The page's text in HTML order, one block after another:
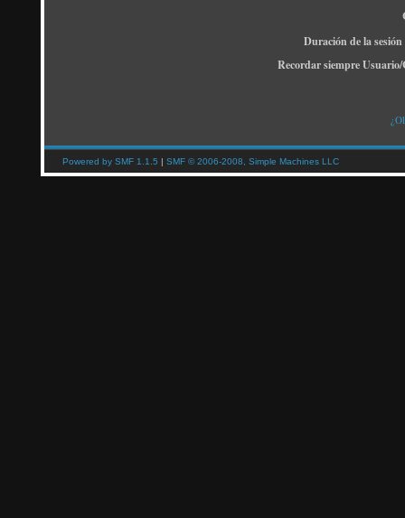
Duración de la
Recordar siempre
Powered by SMF 1.1.5 | SMF © 2006-2008, Simple Machines LLC